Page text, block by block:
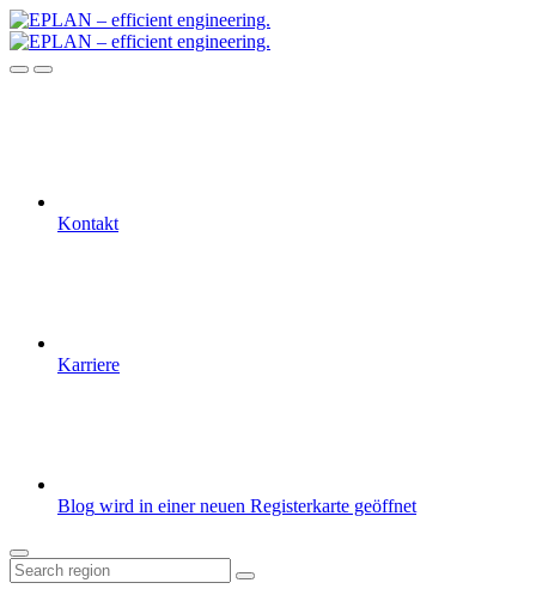
Kontakt
Karriere
Blog wird in einer neuen Registerkarte geöffnet